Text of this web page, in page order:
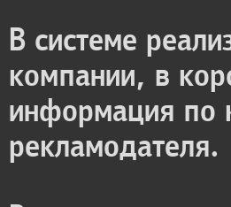
В системе
компании, в
информация по
рекламодателя.